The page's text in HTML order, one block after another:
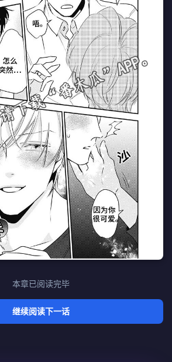
本章已阅读完毕
继续阅读下一话